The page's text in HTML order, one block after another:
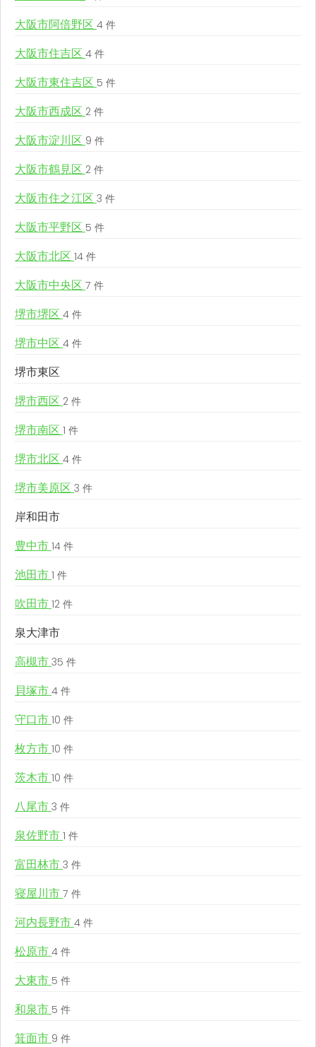
大阪市阿倍野区 4 件
大阪市住吉区 4 件
大阪市東住吉区 5 件
大阪市西成区 2 件
大阪市淀川区 9 件
大阪市鶴見区 2 件
大阪市住之江区 3 件
大阪市平野区 5 件
大阪市北区 14 件
大阪市中央区 7 件
堺市堺区 4 件
堺市中区 4 件
堺市東区
堺市西区 2 件
堺市南区 1 件
堺市北区 4 件
堺市美原区 3 件
岸和田市
豊中市 14 件
池田市 1 件
吹田市 12 件
泉大津市
高槻市 35 件
貝塚市 4 件
守口市 10 件
枚方市 10 件
茨木市 10 件
八尾市 3 件
泉佐野市 1 件
富田林市 3 件
寝屋川市 7 件
河内長野市 4 件
松原市 4 件
大東市 5 件
和泉市 5 件
箕面市 9 件